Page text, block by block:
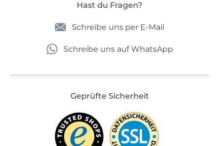
Hast du Fragen?
Schreibe uns per E-Mail
Schreibe uns auf WhatsApp
Geprüfte Sicherheit